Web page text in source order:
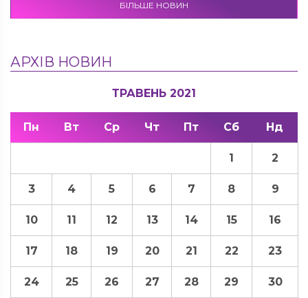
БІЛЬШЕ НОВИН
АРХІВ НОВИН
ТРАВЕНЬ 2021
Пн Вт Ср Чт Пт Сб Нд
1 2
3 4 5 6 7 8 9
10 11 12 13 14 15 16
17 18 19 20 21 22 23
24 25 26 27 28 29 30